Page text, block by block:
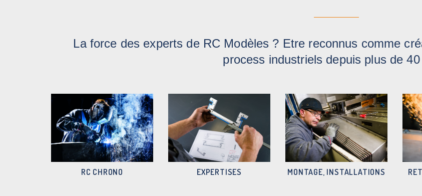
La force des experts de RC Modèles ? Etre reconnus comme
process industriels depuis plus de
RC CHRONO EXPERTISES MONTAGE, INSTALLATIONS